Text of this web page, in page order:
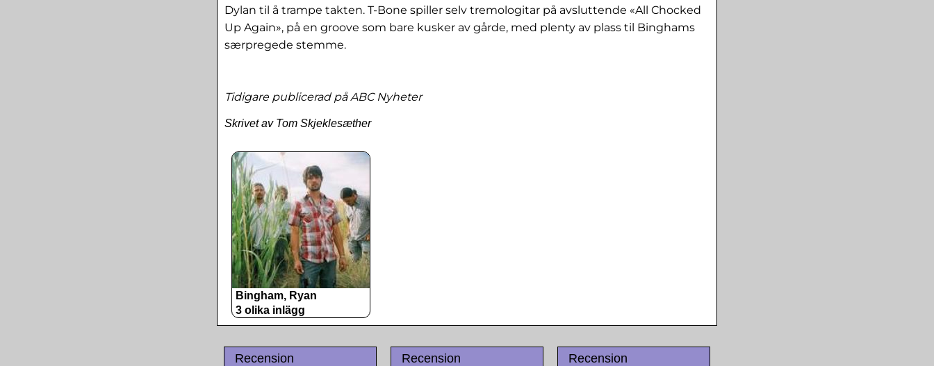
Dylan til å trampe takten. T-Bone spiller selv tremologitar på avsluttende «All Chocked
Up Again», på en groove som bare kusker av gårde, med plenty av plass til Binghams
særpregede stemme.
Tidigare publicerad på ABC Nyheter
Skrivet av Tom Skjeklesæther
Bingham, Ryan
3 olika inlägg
Recension Recension Recension